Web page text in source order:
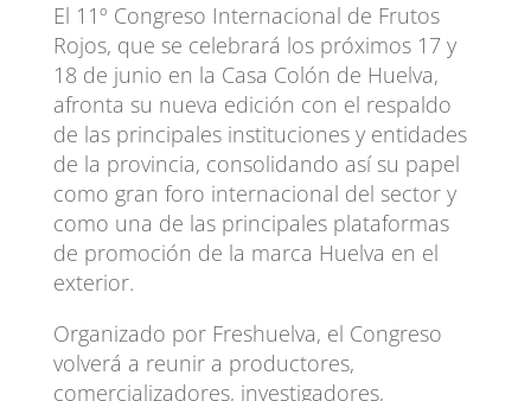
El 11º Congreso Internacional de Frutos
Rojos, que se celebrará los próximos 17 y
18 de junio en la Casa Colón de Huelva,
afronta su nueva edición con el respaldo
de las principales instituciones y entidades
de la provincia, consolidando así su papel
como gran foro internacional del sector y
como una de las principales plataformas
de promoción de la marca Huelva en el
exterior.
Organizado por Freshuelva, el Congreso
volverá a reunir a productores,
comercializadores, investigadores,